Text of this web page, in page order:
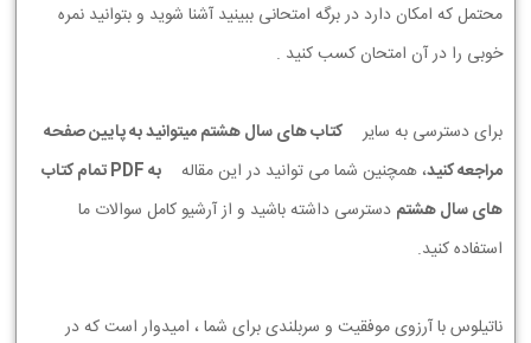
محتمل که امکان دارد در برگه امتحانی ببینید آشنا شوید و بتوانید نمره
خوبی را در آن امتحان کسب کنید .
برای دسترسی به سایر
کتاب های سال هشتم میتوانید به پایین صفحه
مراجعه کنید، همچنین شما می توانید در این مقاله
به PDF تمام کتاب
های سال هشتم دسترسی داشته باشید و از آرشیو کامل سوالات ما
استفاده کنید.
ناتیلوس با آرزوی موفقیت و سربلندی برای شما ، امیدوار است که در